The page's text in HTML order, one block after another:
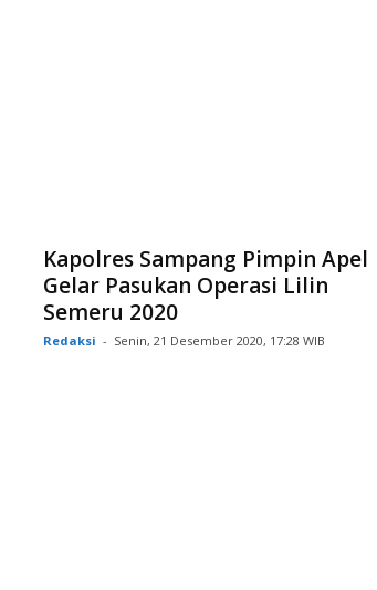
Kapolres Sampang Pimpin Apel
Gelar Pasukan Operasi Lilin
Semeru 2020
Redaksi - Senin, 21 Desember 2020, 17:28 WIB